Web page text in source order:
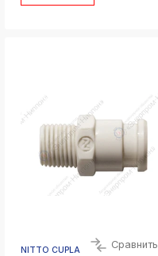
NITTO CUPLA Сравнить